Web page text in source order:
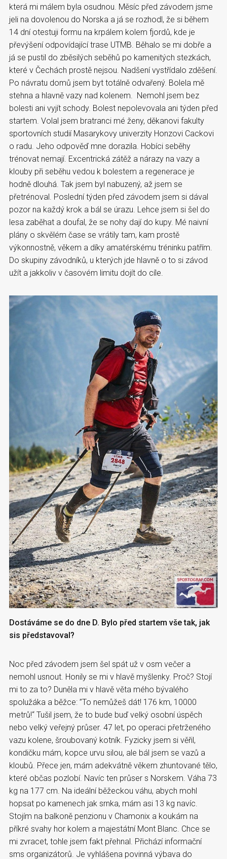
která mi málem byla osudnou. Měsíc před závodem jsme
jeli na dovolenou do Norska a já se rozhodl, že si během
14 dní otestuji formu na krpálem kolem fjordů, kde je
převýšení odpovídající trase UTMB. Běhalo se mi dobře a
já se pustil do zběsilých seběhů po kamenitých stezkách,
které v Čechách prostě nejsou. Nadšení vystřídalo zděšení.
Po návratu domů jsem byt totálně odvařený. Bolela mě
stehna a hlavně vazy nad kolenem. Nemohl jsem bez
bolesti ani vyjít schody. Bolest nepolevovala ani týden před
startem. Volal jsem bratranci mé ženy, děkanovi fakulty
sportovních studií Masarykovy univerzity Honzovi Cackovi
o radu. Jeho odpověď mne dorazila. Hobíci seběhy
trénovat nemají. Excentrická zátěž a nárazy na vazy a
klouby při seběhu vedou k bolestem a regenerace je
hodně dlouhá. Tak jsem byl nabuzený, až jsem se
přetrénoval. Poslední týden před závodem jsem si dával
pozor na každý krok a bál se úrazu. Lehce jsem si šel do
lesa zaběhat a doufal, že se nohy dají do kupy. Mé naivní
plány o skvělém čase se vrátily tam, kam prostě
výkonnostně, věkem a díky amatérskému tréninku patřím.
Do skupiny závodníků, u kterých jde hlavně o to si závod
užít a jakkoliv v časovém limitu dojít do cíle.
Dostáváme se do dne D. Bylo před startem vše tak, jak
sis představoval?
Noc před závodem jsem šel spát už v osm večer a
nemohl usnout. Honily se mi v hlavě myšlenky. Proč? Stojí
mi to za to? Duněla mi v hlavě věta mého bývalého
spolužáka a běžce: ”To nemůžeš dát! 176 km, 10000
metrů!“ Tušil jsem, že to bude buď velký osobní úspěch
nebo velký veřejný průser. 47 let, po operaci přetrženého
vazu kolene, šroubovaný kotník. Fyzicky jsem si věřil,
kondičku mám, kopce urvu silou, ale bál jsem se vazů a
kloubů. Přece jen, mám adekvátně věkem zhuntované tělo,
které občas pozlobí. Navíc ten průser s Norskem. Váha 73
kg na 177 cm. Na ideální běžeckou váhu, abych mohl
hopsat po kamenech jak srnka, mám asi 13 kg navíc.
Stojím na balkoně penzionu v Chamonix a koukám na
příkré svahy hor kolem a majestátní Mont Blanc. Chce se
mi zvracet, tohle jsem fakt přehnal. Přichází informační
sms organizátorů. Je vyhlášena povinná výbava do